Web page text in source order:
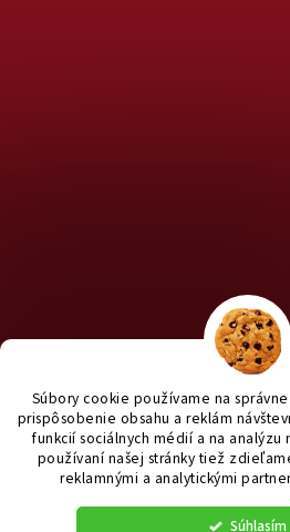
Súbory cookie používame na
prispôsobenie obsahu a reklám
funkcií sociálnych médií a na analýzu
používaní našej stránky tiež
reklamnými a analytickými
Súhlasím
Chcete nakúpiť pre útulky? Kliknite TU
staň sa anjelom pre útulkáčov ♥
Vytvoril Shoptet